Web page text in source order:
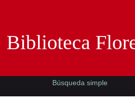
Biblioteca
Búsqueda simple